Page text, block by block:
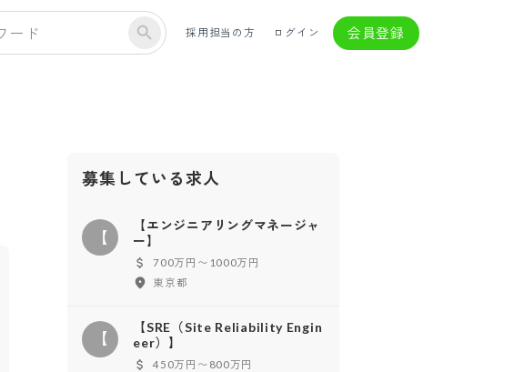
採用担当の方 ログイン 会員登録
募集している求人
【
【エンジニアリングマネージャ
ー】
700万円〜1000万円
東京都
【
【SRE（Site Reliability Engin
eer）】
450万円〜800万円